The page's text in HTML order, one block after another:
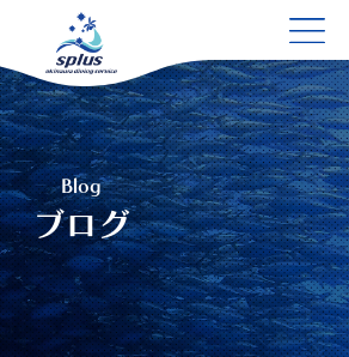
Blog
ブログ